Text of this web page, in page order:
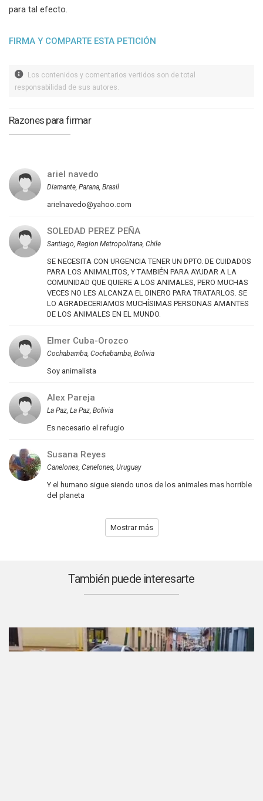
para tal efecto.
FIRMA Y COMPARTE ESTA PETICIÓN
Los contenidos y comentarios vertidos son de total
responsabilidad de sus autores.
Razones para firmar
ariel navedo
Diamante, Parana, Brasil
arielnavedo@yahoo.com
SOLEDAD PEREZ PEÑA
Santiago, Region Metropolitana, Chile
SE NECESITA CON URGENCIA TENER UN DPTO. DE CUIDADOS
PARA LOS ANIMALITOS, Y TAMBIÉN PARA AYUDAR A LA
COMUNIDAD QUE QUIERE A LOS ANIMALES, PERO MUCHAS
VECES NO LES ALCANZA EL DINERO PARA TRATARLOS. SE
LO AGRADECERIAMOS MUCHÍSIMAS PERSONAS AMANTES
DE LOS ANIMALES EN EL MUNDO.
Elmer Cuba-Orozco
Cochabamba, Cochabamba, Bolivia
Soy animalista
Alex Pareja
La Paz, La Paz, Bolivia
Es necesario el refugio
Susana Reyes
Canelones, Canelones, Uruguay
Y el humano sigue siendo unos de los animales mas horrible
del planeta
Mostrar más
También puede interesarte